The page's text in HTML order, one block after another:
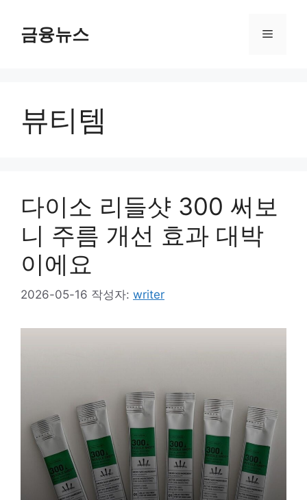
금융뉴스 메
뷰티템
다이소 리들샷 300 써보
니 주름 개선 효과 대박
이에요
2026-05-16 작성자: writer